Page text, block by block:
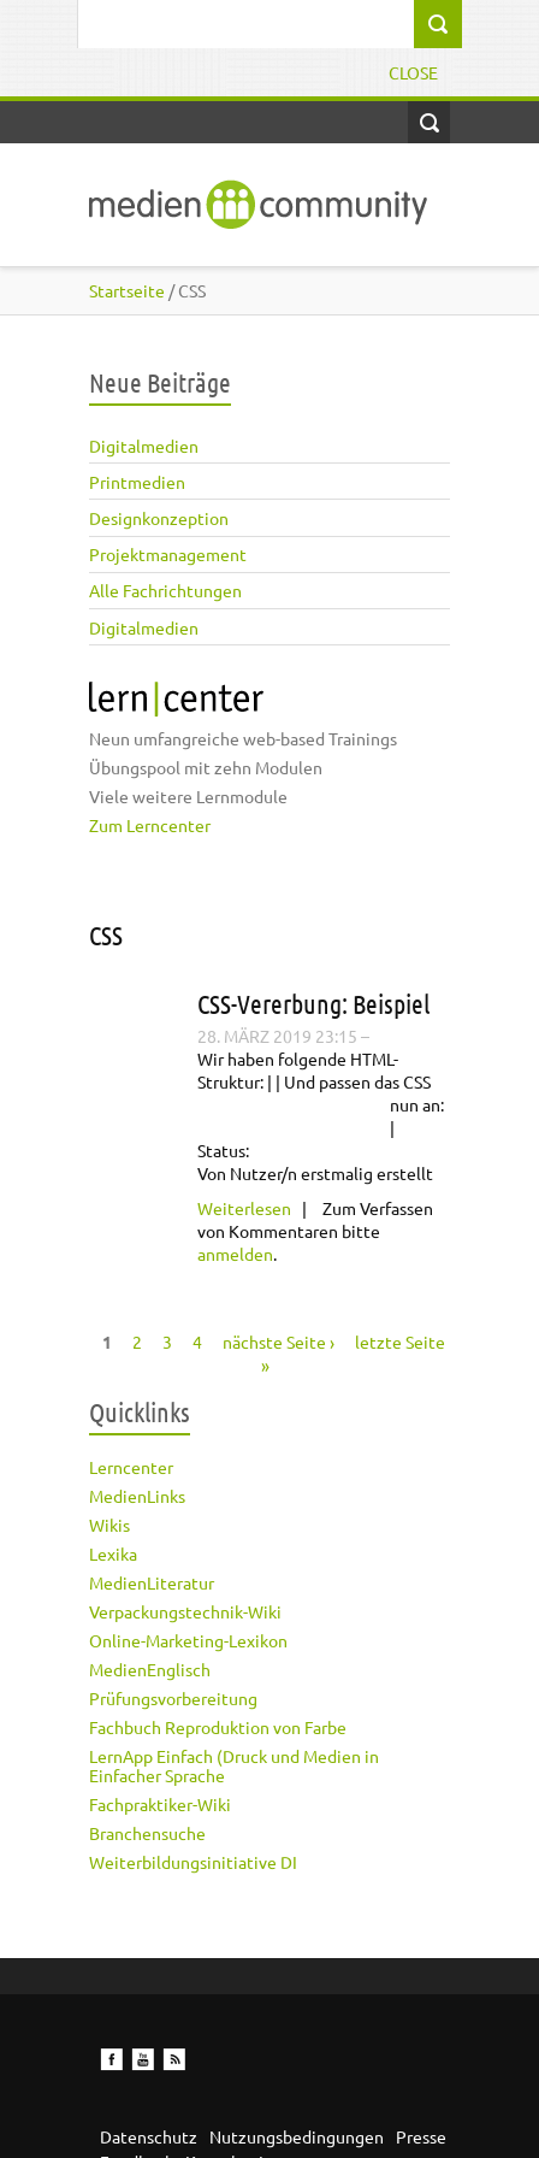
CLOSE
Startseite / CSS
Neue Beiträge
Digitalmedien
Printmedien
Designkonzeption
Projektmanagement
Alle Fachrichtungen
Digitalmedien
Neun umfangreiche web-based Trainings
Übungspool mit zehn Modulen
Viele weitere Lernmodule
Zum Lerncenter
CSS
CSS-Vererbung: Beispiel
28. MÄRZ 2019 23:15 –
Wir haben folgende HTML-
Struktur:
Und passen das CSS
nun an:
Status:
Von Nutzer/n erstmalig erstellt
Weiterlesen über CSS-Vererbung:
Beispiel
Zum Verfassen
von Kommentaren bitte
anmelden
1 2 3 4 nächste Seite ›
letzte Seite
»
Quicklinks
Lerncenter
MedienLinks
Wikis
Lexika
MedienLiteratur
Verpackungstechnik-Wiki
Online-Marketing-Lexikon
MedienEnglisch
Prüfungsvorbereitung
Fachbuch Reproduktion von Farbe
LernApp Einfach (Druck und Medien in
Einfacher Sprache
Fachpraktiker-Wiki
Branchensuche
Weiterbildungsinitiative DI
Datenschutz Nutzungsbedingungen
Presse